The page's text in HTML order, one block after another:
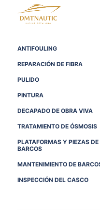
ANTIFOULING
REPARACIÓN DE FIBRA
PULIDO
PINTURA
DECAPADO DE OBRA VIVA
TRATAMIENTO DE ÓSMOSIS
PLATAFORMAS Y PIEZAS
BARCOS
MANTENIMIENTO DE
INSPECCIÓN DEL CASCO